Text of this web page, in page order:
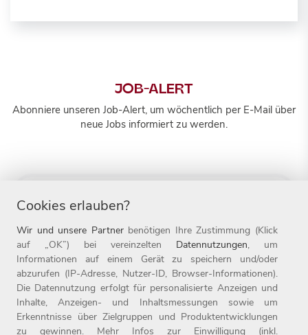
JOB-ALERT
Abonniere unseren Job-Alert, um wöchentlich per E-Mail über
neue Jobs informiert zu werden.
Alle
Abonnieren
Cookies erlauben?
Wir und unsere Partnerbenötigen Ihre Zustimmung (Klick
auf „OK”) bei vereinzelten Datennutzungen, um
Informationen auf einem Gerät zu speichern und/oder
abzurufen (IP-Adresse, Nutzer-ID, Browser-Informationen).
Die Datennutzung erfolgt für personalisierte Anzeigen und
Inhalte, Anzeigen- und Inhaltsmessungen sowie um
Erkenntnisse über Zielgruppen und Produktentwicklungen
zu gewinnen. Mehr Infos zur Einwilligung (inkl.